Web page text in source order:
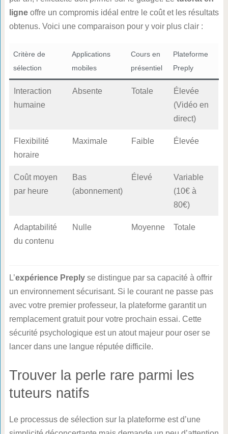
ligneoffre un compromis idéal entre le coût et les résultats
obtenus. Voici une comparaison pour y voir plus clair :
Critère de
sélection
Applications
mobiles
Cours en
présentiel
Plateforme
Preply
Interaction
humaine
Absente Totale
Élevée
(Vidéo en
direct)
Flexibilité
horaire
Maximale Faible Élevée
Coût moyen
par heure
Bas
(abonnement)
Élevé
Variable
(10€ à
80€)
Adaptabilité
du contenu
Nulle Moyenne Totale
L’expérience Preplyse distingue par sa capacité à offrir
un environnement sécurisant. Si le courant ne passe pas
avec votre premier professeur, la plateforme garantit un
remplacement gratuit pour votre prochain essai. Cette
sécurité psychologique est un atout majeur pour oser se
lancer dans une langue réputée difficile.
Trouver la perle rare parmi les
tuteurs natifs
Le processus de sélection sur la plateforme est d’une